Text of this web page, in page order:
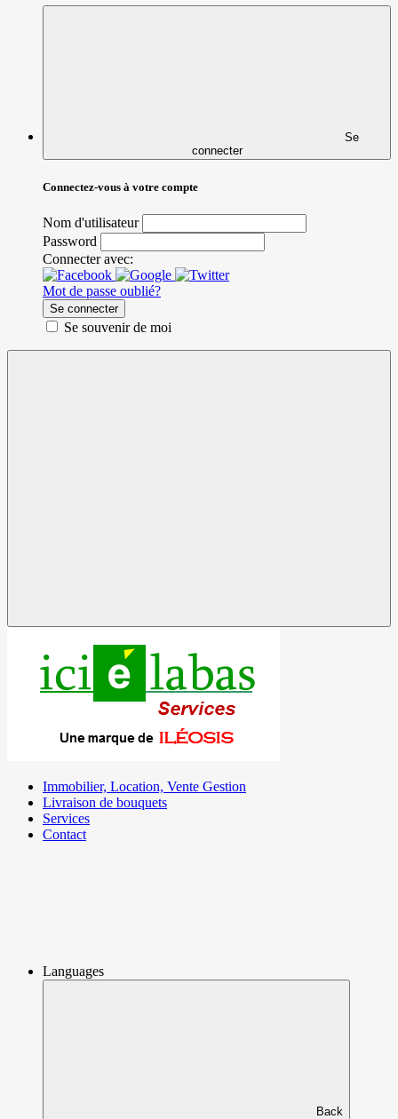
Se
connecter
Connectez-vous à votre compte
Nom d'utilisateur
Password
Connecter avec:
Mot de passe oublié?
Se connecter
Se souvenir de moi
Immobilier, Location, Vente Gestion
Livraison de bouquets
Services
Contact
Languages
Back